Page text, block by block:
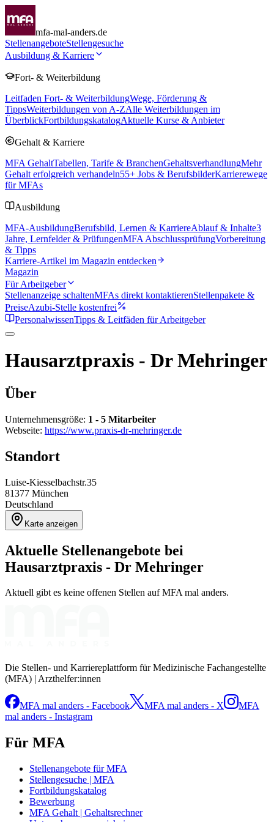
mfa-mal-anders.de
StellenangeboteStellengesuche
Ausbildung & Karriere
Fort- & Weiterbildung
Leitfaden Fort- & WeiterbildungWege, Förderung &
TippsWeiterbildungen von A-ZAlle Weiterbildungen im
ÜberblickFortbildungskatalogAktuelle Kurse & Anbieter
Gehalt & Karriere
MFA GehaltTabellen, Tarife & BranchenGehaltsverhandlungMehr
Gehalt erfolgreich verhandeln55+ Jobs & BerufsbilderKarrierewege
für MFAs
Ausbildung
MFA-AusbildungBerufsbild, Lernen & KarriereAblauf & Inhalte3
Jahre, Lernfelder & PrüfungenMFA AbschlussprüfungVorbereitung
& Tipps
Karriere-Artikel im Magazin entdecken
Magazin
Für Arbeitgeber
Stellenanzeige schaltenMFAs direkt kontaktierenStellenpakete &
PreiseAzubi-Stelle kostenfrei
PersonalwissenTipps & Leitfäden für Arbeitgeber
Hausarztpraxis - Dr Mehringer
Über
Unternehmensgröße: 1 - 5 Mitarbeiter
Webseite: https://www.praxis-dr-mehringer.de
Standort
Luise-Kiesselbachstr.35
81377 München
Deutschland
Karte anzeigen
Aktuelle Stellenangebote bei
Hausarztpraxis - Dr Mehringer
Aktuell gibt es keine offenen Stellen auf MFA mal anders.
Die Stellen- und Karriereplattform für Medizinische Fachangestellte
(MFA) | Arzthelfer:innen
MFA mal anders - Facebook MFA mal anders - X
MFA
mal anders - Instagram
Für MFA
Stellenangebote für MFA
Stellengesuche | MFA
Fortbildungskatalog
Bewerbung
MFA Gehalt | Gehaltsrechner